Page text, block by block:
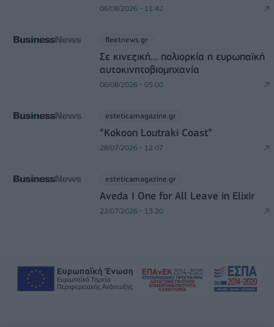
06/08/2026 - 11:42
fleetnews.gr
Σε κινεζική… πολιορκία η ευρωπαϊκή
αυτοκινητοβιομηχανία
06/08/2026 - 05:00
esteticamagazine.gr
“Kokoon Loutraki Coast”
28/07/2026 - 12:07
esteticamagazine.gr
Aveda I One for All Leave in Elixir
22/07/2026 - 13:20